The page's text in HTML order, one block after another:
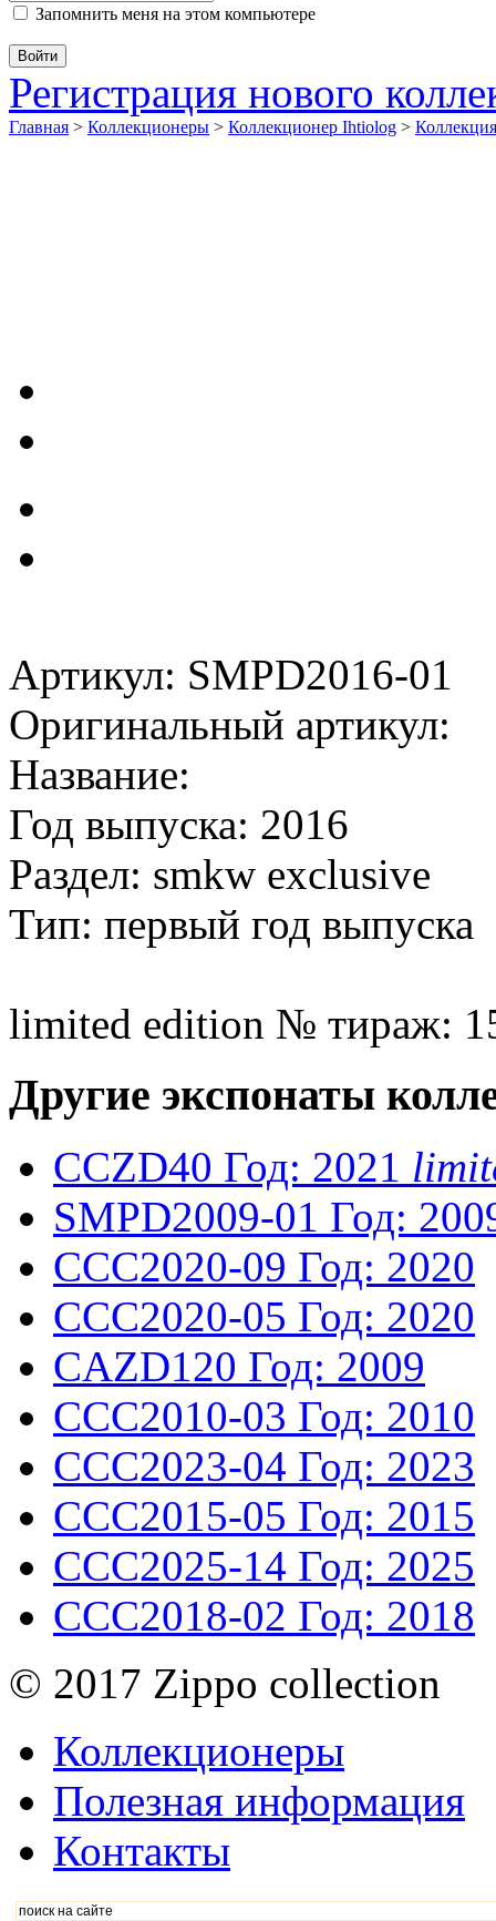
Запомнить меня на этом компьютере
Регистрация нового
Главная > Коллекционеры > Коллекционер Ihtiolog >
Артикул: SMPD2016-01
Оригинальный артикул:
Название:
Год выпуска: 2016
Раздел: smkw exclusive
Тип: первый год выпуска
limited edition № тираж:
Другие экспонаты
CCZD40 Год: 2021
SMPD2009-01 Год:
CCC2020-09 Год: 2020
CCC2020-05 Год: 2020
CAZD120 Год: 2009
CCC2010-03 Год: 2010
CCC2023-04 Год: 2023
CCC2015-05 Год: 2015
CCC2025-14 Год: 2025
CCC2018-02 Год: 2018
© 2017 Zippo collection
Коллекционеры
Полезная информация
Контакты